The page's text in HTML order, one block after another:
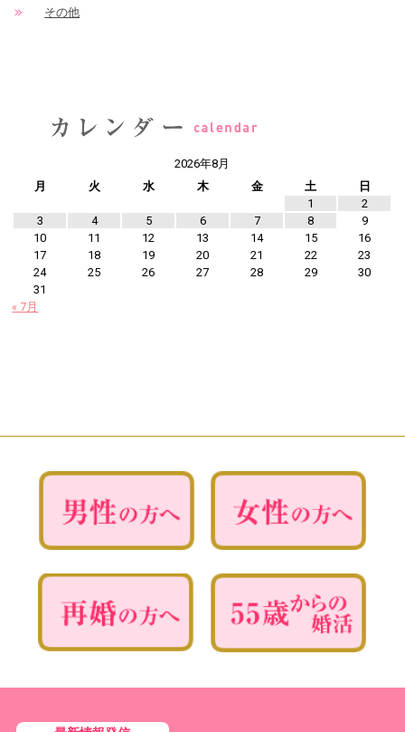
その他
2026年8月
月
火 水 木 金 土
日
1
2
3
4 5 6 7 8
9
10
11 12 13 14 15
16
17
18 19 20 21 22
23
24
25 26 27 28 29
30
31
« 7月